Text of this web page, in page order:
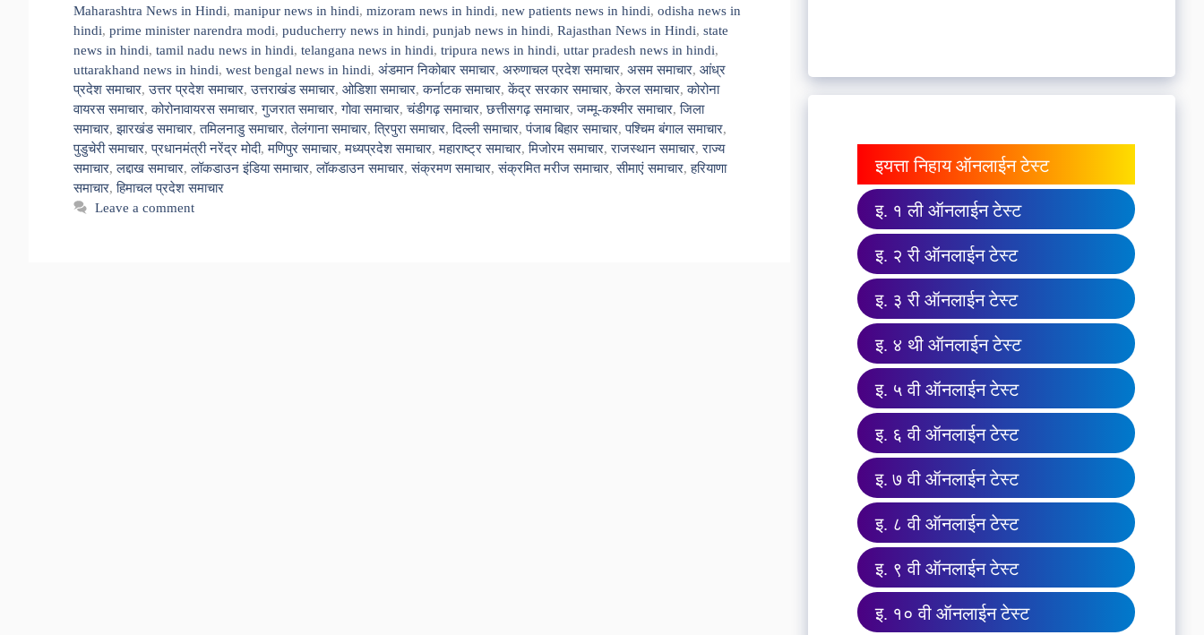
Maharashtra News in Hindi, manipur news in hindi, mizoram news in hindi, new patients news in hindi, odisha news in
hindi, prime minister narendra modi, puducherry news in hindi, punjab news in hindi, Rajasthan News in Hindi, state
news in hindi, tamil nadu news in hindi, telangana news in hindi, tripura news in hindi, uttar pradesh news in hindi,
uttarakhand news in hindi, west bengal news in hindi, अंडमान निकोबार समाचार, अरुणाचल प्रदेश समाचार, असम समाचार, आंध्र
प्रदेश समाचार,उत्तर प्रदेश समाचार,उत्तराखंड समाचार, ओडिशा समाचार,कर्नाटक समाचार,केंद्र सरकार समाचार,केरल समाचार,कोरोना
वायरस समाचार,कोरोनावायरस समाचार,गुजरात समाचार,गोवा समाचार,चंडीगढ़ समाचार,छत्तीसगढ़ समाचार,जम्मू-कश्मीर समाचार,जिला
समाचार,झारखंड समाचार,तमिलनाडु समाचार,तेलंगाना समाचार,त्रिपुरा समाचार,दिल्ली समाचार,पंजाब बिहार समाचार,पश्चिम बंगाल समाचार,
पुडुचेरी समाचार,प्रधानमंत्री नरेंद्र मोदी,मणिपुर समाचार,मध्यप्रदेश समाचार,महाराष्ट्र समाचार,मिजोरम समाचार,राजस्थान समाचार,राज्य
समाचार,लद्दाख समाचार,लॉकडाउन इंडिया समाचार,लॉकडाउन समाचार,संक्रमण समाचार,संक्रमित मरीज समाचार,सीमाएं समाचार,हरियाणा
समाचार,हिमाचल प्रदेश समाचार
Leave a comment
इयत्ता निहाय ऑनलाईन टेस्ट
इ. १ ली ऑनलाईन टेस्ट
इ. २ री ऑनलाईन टेस्ट
इ. ३ री ऑनलाईन टेस्ट
इ. ४ थी ऑनलाईन टेस्ट
इ. ५ वी ऑनलाईन टेस्ट
इ. ६ वी ऑनलाईन टेस्ट
इ. ७ वी ऑनलाईन टेस्ट
इ. ८ वी ऑनलाईन टेस्ट
इ. ९ वी ऑनलाईन टेस्ट
इ. १० वी ऑनलाईन टेस्ट